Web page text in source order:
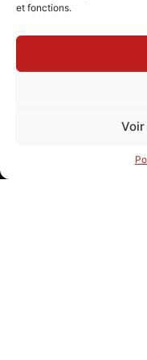
et fonctions.